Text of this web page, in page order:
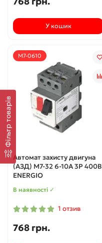
Фільтр товарів
У кошик
M7-0610
Автомат захисту двигуна
(АЗД) M7-32 6-10А 3P 400В
ENERGIO
В наявності ✓
1 отзив
768 грн.